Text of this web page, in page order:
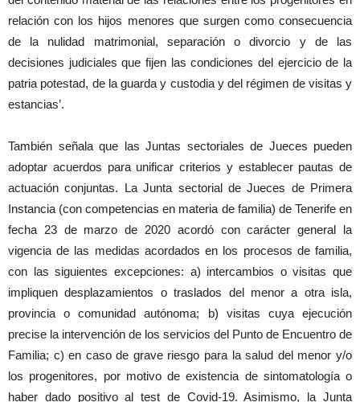
relación con los hijos menores que surgen como consecuencia
de la nulidad matrimonial, separación o divorcio y de las
decisiones judiciales que fijen las condiciones del ejercicio de la
patria potestad, de la guarda y custodia y del régimen de visitas y
estancias’.
También señala que las Juntas sectoriales de Jueces pueden
adoptar acuerdos para unificar criterios y establecer pautas de
actuación conjuntas. La Junta sectorial de Jueces de Primera
Instancia (con competencias en materia de familia) de Tenerife en
fecha 23 de marzo de 2020 acordó con carácter general la
vigencia de las medidas acordados en los procesos de familia,
con las siguientes excepciones: a) intercambios o visitas que
impliquen desplazamientos o traslados del menor a otra isla,
provincia o comunidad autónoma; b) visitas cuya ejecución
precise la intervención de los servicios del Punto de Encuentro de
Familia; c) en caso de grave riesgo para la salud del menor y/o
los progenitores, por motivo de existencia de sintomatología o
haber dado positivo al test de Covid-19. Asimismo, la Junta